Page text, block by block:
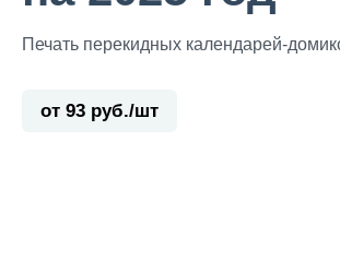
Печать перекидных календарей-
от 93 руб./шт